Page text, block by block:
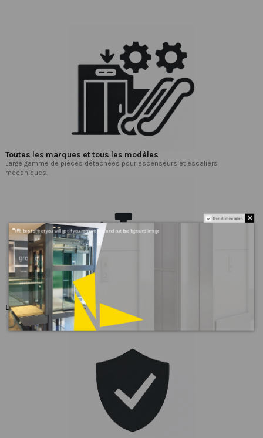
Toutes les marques et tous les modèles
Large gamme de pièces détachées pour ascenseurs et escaliers
mécaniques.
Livraison urgente
Expéditions le jour même pour tous les composants en stock.
Do not show again.
The best effect you will get if you remove text and put background image